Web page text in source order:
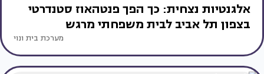
אלגנטיות נצחית: כך הפך פנטהאוז סטנדרטי
בצפון תל אביב לבית משפחתי מרגש
מערכת בית ונוי